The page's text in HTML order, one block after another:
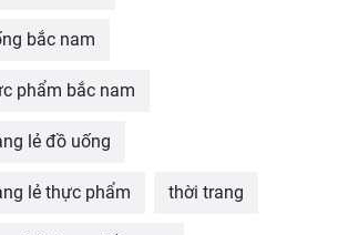
bắc nam
phẩm bắc nam
lẻ đồ uống
lẻ thực phẩm thời trang